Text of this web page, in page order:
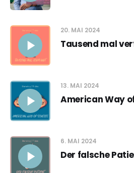
20. MAI 2024
Tausend mal
13. MAI 2024
American Way
6. MAI 2024
Der falsche